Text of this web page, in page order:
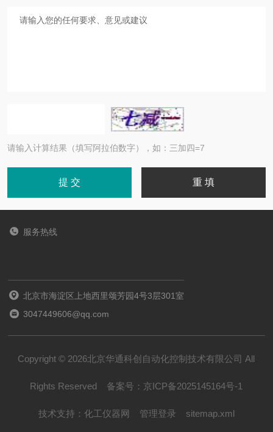
请输入计算结果（填写阿拉伯数字），如：三加四=7
服务热线
北京市海淀区上地西里颂芳园4号3层301室
3047449606@qq.com
Copyright © 2026北京华通科创自动化控制技术有限公司 All
Rights Reserved 备案号： 京ICP备2025145164号-1
技术支持： 化工仪器网 管理登录 sitemap.xml